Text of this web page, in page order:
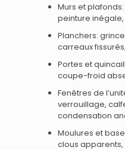
Murs et
peinture inégale,
Planchers:
carreaux
Portes et
coupe-froid
Fenêtres de
verrouillage,
condensation
Moulures et
clous apparents,